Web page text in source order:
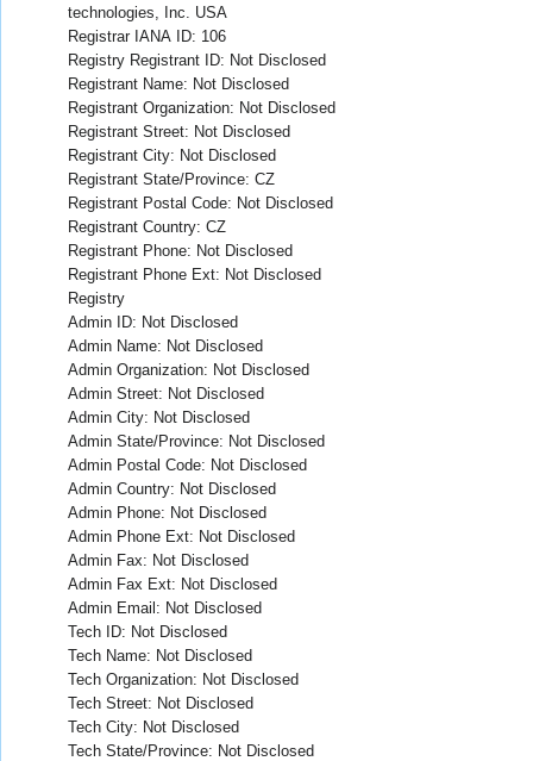
technologies, Inc. USA
Registrar IANA ID: 106
Registry Registrant ID: Not Disclosed
Registrant Name: Not Disclosed
Registrant Organization: Not Disclosed
Registrant Street: Not Disclosed
Registrant City: Not Disclosed
Registrant State/Province: CZ
Registrant Postal Code: Not Disclosed
Registrant Country: CZ
Registrant Phone: Not Disclosed
Registrant Phone Ext: Not Disclosed
Registry
Admin ID: Not Disclosed
Admin Name: Not Disclosed
Admin Organization: Not Disclosed
Admin Street: Not Disclosed
Admin City: Not Disclosed
Admin State/Province: Not Disclosed
Admin Postal Code: Not Disclosed
Admin Country: Not Disclosed
Admin Phone: Not Disclosed
Admin Phone Ext: Not Disclosed
Admin Fax: Not Disclosed
Admin Fax Ext: Not Disclosed
Admin Email: Not Disclosed
Tech ID: Not Disclosed
Tech Name: Not Disclosed
Tech Organization: Not Disclosed
Tech Street: Not Disclosed
Tech City: Not Disclosed
Tech State/Province: Not Disclosed